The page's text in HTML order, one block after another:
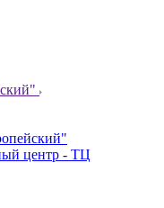
центр - ТЦ